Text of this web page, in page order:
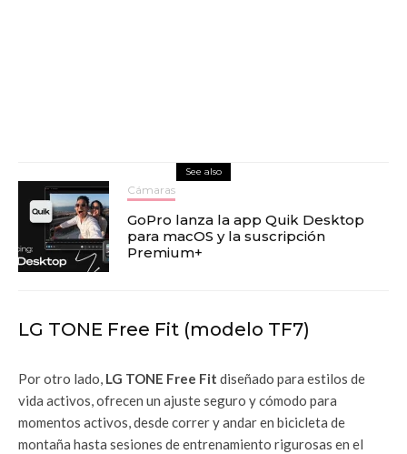
See also
Cámaras
GoPro lanza la app Quik Desktop
para macOS y la suscripción
Premium+
LG TONE Free Fit (modelo TF7)
Por otro lado, LG TONE Free Fit diseñado para estilos de
vida activos, ofrecen un ajuste seguro y cómodo para
momentos activos, desde correr y andar en bicicleta de
montaña hasta sesiones de entrenamiento rigurosas en el